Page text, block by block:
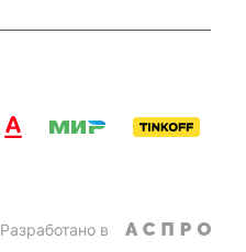
Разработано в